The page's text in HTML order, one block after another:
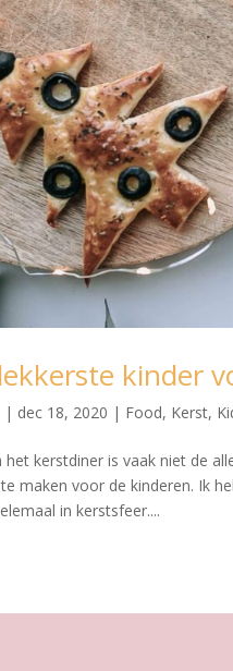
kinder
| dec 18, 2020 | Food, Kerst,
het kerstdiner is vaak niet de
maken voor de kinderen. Ik
in kerstsfeer....